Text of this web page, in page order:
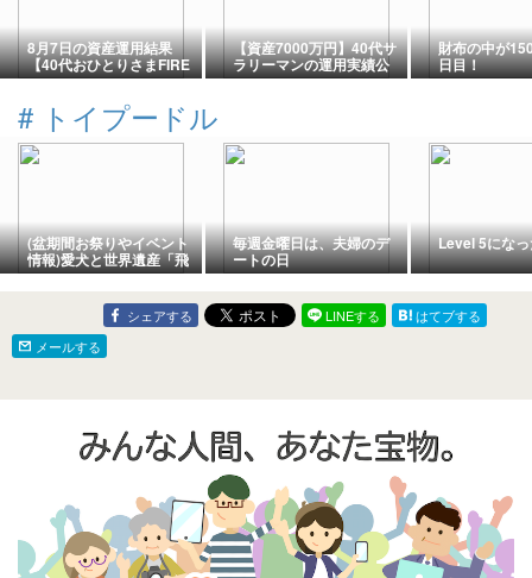
8月7日の資産運用結果
【40代おひとりさまFIRE
の投資】ロボフォリオよ
【資産7000万円】40代サ
ラリーマンの運用実績公
開（2026年7月）
財布の中が
日目！
# トイプードル
(盆期間お祭りやイベント
情報)愛犬と世界遺産「飛
鳥・藤原の宮都」散策と
ともに
毎週金曜日は、夫婦のデ
ートの日
Level 5にな
シェアする LINEする
はてブする
メールする